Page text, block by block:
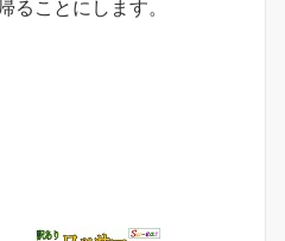
ることにします。